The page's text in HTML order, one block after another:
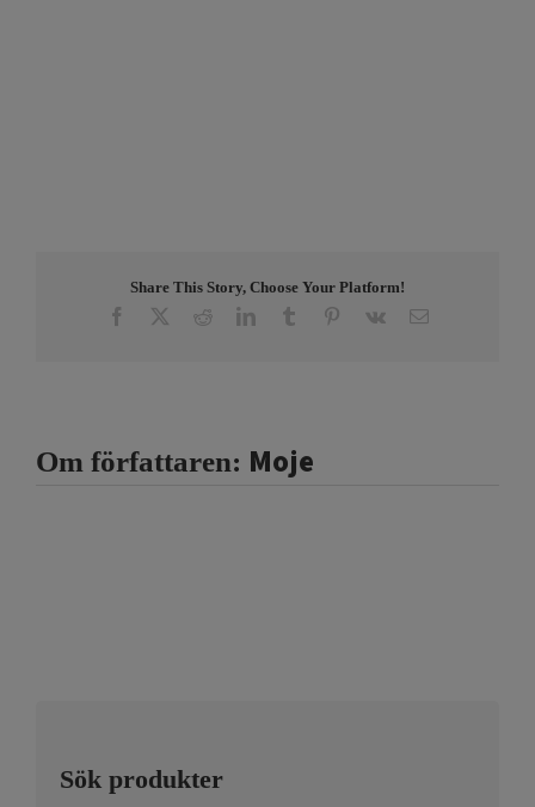
Share This Story, Choose Your Platform!
Facebook RedditLinkedInTumblr Pinterest
Vk E-
Om författaren: Moje
Sök produkter